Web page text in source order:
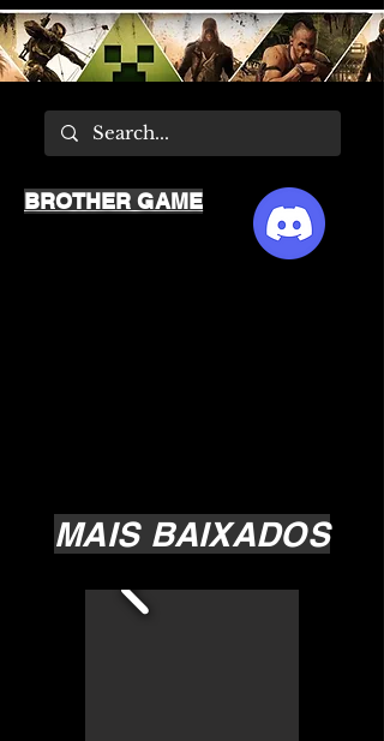
MAIS BAIXADOS
BROTHER GAME